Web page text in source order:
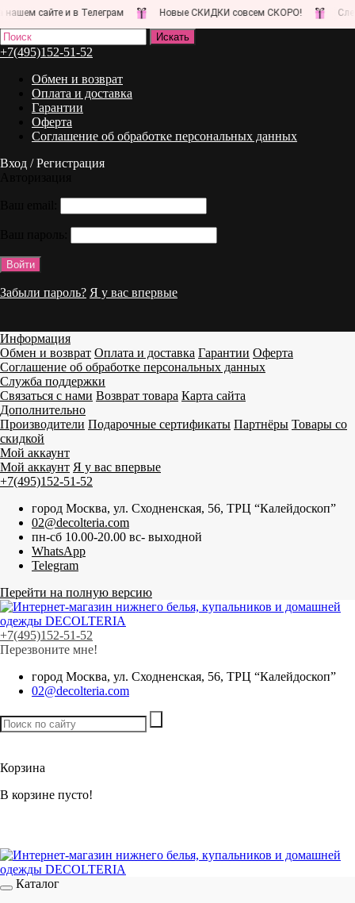
сайте и в Телеграм Новые СКИДКИ совсем СКОРО!
+7(495)152-51-52
Обмен и возврат
Оплата и доставка
Гарантии
Оферта
Соглашение об обработке персональных данных
Вход / Регистрация
Забыли пароль? Я у вас впервые
Информация
Обмен и возврат Оплата и доставка Гарантии Оферта
Соглашение об обработке персональных данных
Служба поддержки
Связаться с нами Возврат товара Карта сайта
Дополнительно
Производители Подарочные сертификаты Партнёры Товары со
скидкой
Мой аккаунт
Мой аккаунт Я у вас впервые
+7(495)152-51-52
город Москва, ул. Сходненская, 56, ТРЦ “Калейдоскоп”
02@decolteria.com
пн-сб 10.00-20.00 вс- выходной
WhatsApp
Telegram
Перейти на полную версию
+7(495)152-51-52
Перезвоните мне!
город Москва, ул. Сходненская, 56, ТРЦ “Калейдоскоп”
02@decolteria.com
Корзина
В корзине пусто!
Каталог